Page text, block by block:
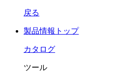
戻る
製品情報トップ
カタログ
ツール